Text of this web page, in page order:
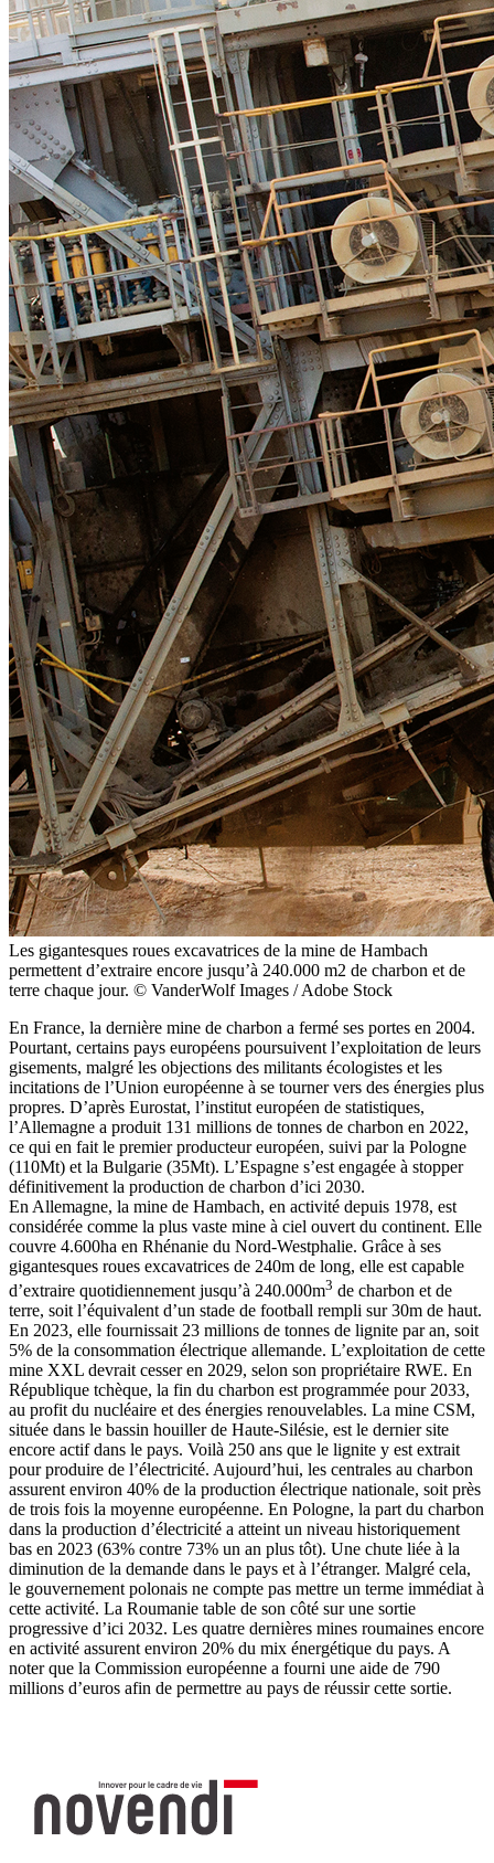
Les gigantesques roues excavatrices de la mine de Hambach
permettent d’extraire encore jusqu’à 240.000 m2 de charbon et de
terre chaque jour. © VanderWolf Images / Adobe Stock
En France, la dernière mine de charbon a fermé ses portes en 2004.
Pourtant, certains pays européens poursuivent l’exploitation de leurs
gisements, ­malgré les objections des militants écologistes et les
incitations de l’Union européenne à se tourner vers des énergies plus
propres. D’après Eurostat, l’institut européen de statistiques,
l’Allemagne a produit 131 millions de tonnes de charbon en 2022,
ce qui en fait le premier producteur européen, suivi par la Pologne
(110Mt) et la Bulgarie (35Mt). L’Espagne s’est engagée à stopper
définitivement la production de charbon d’ici 2030.
En Allemagne, la mine de Hambach, en activité depuis 1978, est
considérée comme la plus vaste mine à ciel ouvert du continent. Elle
couvre 4.600ha en Rhénanie du Nord-Westphalie. Grâce à ses
gigantesques roues excavatrices de 240m de long, elle est capable
d’extraire quotidiennement jusqu’à 240.000m3 de charbon et de
terre, soit l’équivalent d’un stade de football rempli sur 30m de haut.
En 2023, elle fournissait 23 millions de tonnes de lignite par an, soit
5% de la consommation électrique allemande. L’exploitation de cette
mine XXL devrait cesser en 2029, selon son propriétaire RWE. En
République tchèque, la fin du charbon est ­programmée pour 2033,
au profit du nucléaire et des énergies renouvelables. La mine CSM,
située dans le bassin houiller de Haute-Silésie, est le dernier site
encore actif dans le pays. Voilà 250 ans que le lignite y est extrait
pour produire de l’électricité. Aujourd’hui, les centrales au charbon
assurent environ 40% de la production électrique nationale, soit près
de trois fois la moyenne européenne. En Pologne, la part du charbon
dans la production d’électricité a atteint un niveau historiquement
bas en 2023 (63% contre 73% un an plus tôt). Une chute liée à la
diminution de la demande dans le pays et à l’étranger. Malgré cela,
le gouvernement polonais ne compte pas mettre un terme immédiat à
cette activité. La Roumanie table de son côté sur une sortie
progressive d’ici 2032. Les quatre dernières mines roumaines encore
en activité assurent environ 20% du mix énergétique du pays. A
noter que la Commission européenne a fourni une aide de 790
millions d’euros afin de permettre au pays de réussir cette sortie.